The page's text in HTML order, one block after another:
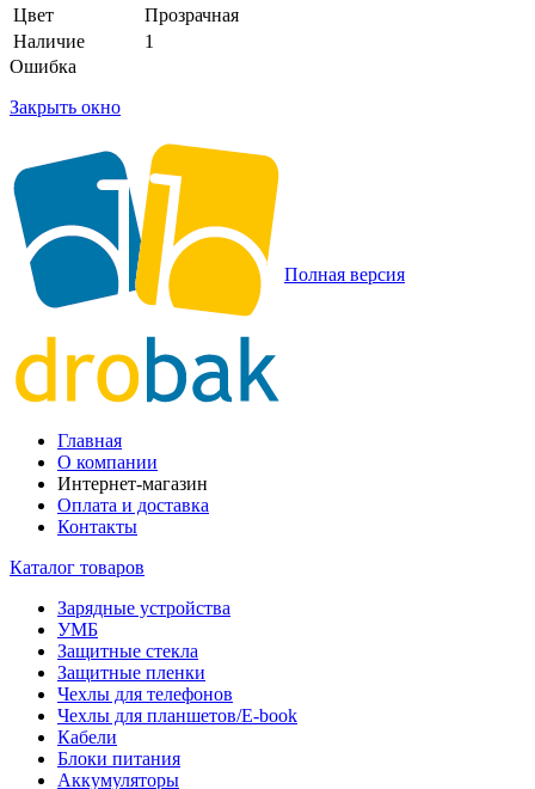
Цвет
Прозрачная
Наличие
1
Ошибка
Закрыть окно
Полная версия
Главная
О компании
Интернет-магазин
Оплата и доставка
Контакты
Каталог товаров
Зарядные устройства
УМБ
Защитные стекла
Защитные пленки
Чехлы для телефонов
Чехлы для планшетов/E-book
Кабели
Блоки питания
Аккумуляторы